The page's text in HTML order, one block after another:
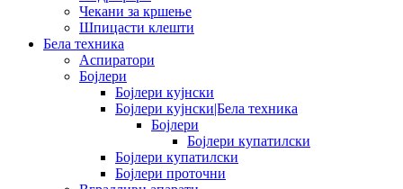
Чекани за кршење
Шпицасти клешти
Бела техника
Аспиратори
Бојлери
Бојлери кујнски
Бојлери кујнски|Бела техника
Бојлери
Бојлери купатилски
Бојлери купатилски
Бојлери проточни